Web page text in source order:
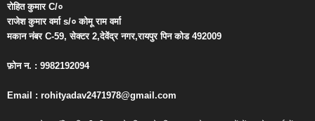
रोहित कुमारC/०
राजेश कुमार वर्माs/० कोमू राम वर्मा
मकान नंबरC-59,सेक्टर2,देवेंद्र नगर,रायपुर पिन कोड492009
फ़ोन न. : 9982192094
Email : rohityadav2471978@gmail.com